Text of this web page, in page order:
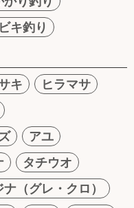
キ釣り
キ
ヒラマサ
アユ
タチウオ
ナ（グレ・クロ）